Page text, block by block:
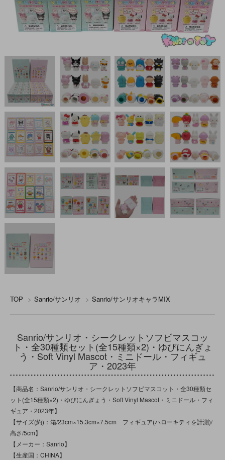
TOP > Sanrio/サンリオ > Sanrio/サンリオキャラMIX
Sanrio/サンリオ・シークレットソフビマスコッ
ト・全30種類セット(全15種類×2)・ゆびにんぎょ
う・Soft Vinyl Mascot・ミニドール・フィギュ
ア・2023年
【商品名：Sanrio/サンリオ・シークレットソフビマスコット・全30種類セ
ット(全15種類×2)・ゆびにんぎょう・Soft Vinyl Mascot・ミニドール・フィ
ギュア・2023年】
【サイズ(約)：箱/23cm×15.3cm×7.5cm フィギュア(ハローキティを計測)/
高さ/5cm】
【メーカー：Sanrio】
【生産国：CHINA】